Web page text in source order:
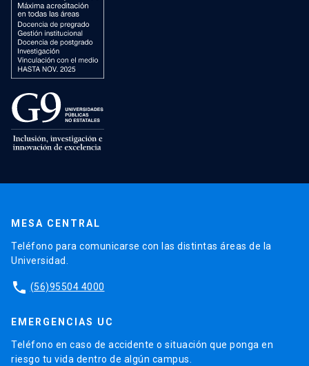
MESA CENTRAL
Teléfono para comunicarse con las distintas áreas de la
Universidad.
phone (56)95504 4000
EMERGENCIAS UC
Teléfono en caso de accidente o situación que ponga en
riesgo tu vida dentro de algún campus.